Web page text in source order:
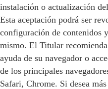
instalación o actualización
Esta aceptación podrá ser
configuración de contenidos
mismo. El Titular
ayuda de su navegador o
de los principales
Safari, Chrome. Si desea